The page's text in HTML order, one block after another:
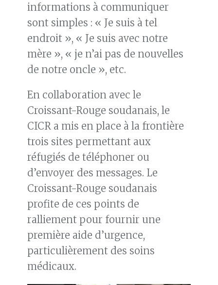
informations à communiquer
sont simples : « Je suis à tel
endroit », « Je suis avec notre
mère », « je n’ai pas de nouvelles
de notre oncle », etc.
En collaboration avec le
Croissant-Rouge soudanais, le
CICR a mis en place à la frontière
trois sites permettant aux
réfugiés de téléphoner ou
d’envoyer des messages. Le
Croissant-Rouge soudanais
profite de ces points de
ralliement pour fournir une
première aide d’urgence,
particulièrement des soins
médicaux.